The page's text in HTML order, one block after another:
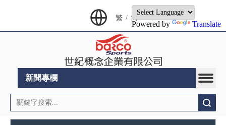
Powered by Translate
繁 / 简
新聞專欄